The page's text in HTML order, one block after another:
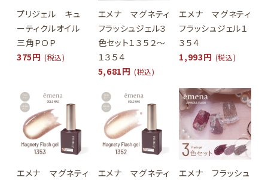
プリジェル キュ
ーティクルオイル
三角ＰＯＰ
375円 (税込)
エメナ マグネティ
フラッシュジェル３
色セット１３５２～
１３５４
5,681円 (税込)
エメナ マグネティ
フラッシュジェル１
３５４
1,993円 (税込)
エメナ マグネティ
エメナ マグネティ
エメナ フラッシュ